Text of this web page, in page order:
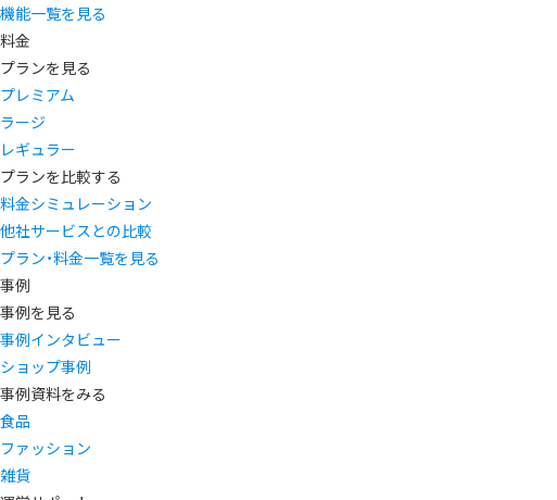
機能一覧を見る
料金
プランを見る
プレミアム
ラージ
レギュラー
プランを比較する
料金シミュレーション
他社サービスとの比較
プラン・料金一覧を見る
事例
事例を見る
事例インタビュー
ショップ事例
事例資料をみる
食品
ファッション
雑貨